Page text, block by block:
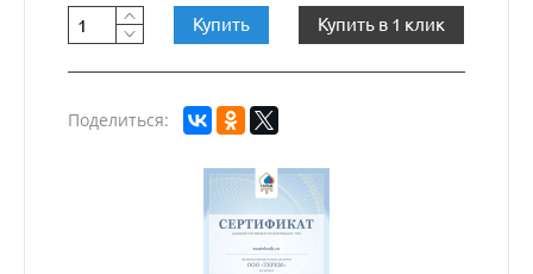
Купить Купить в 1 клик
Поделиться: